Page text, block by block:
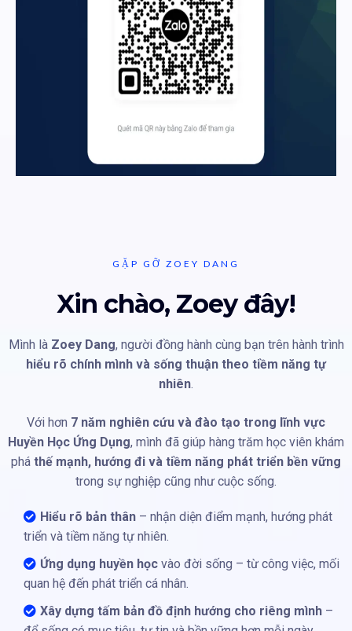
GẶP GỠ ZOEY DANG
Xin chào, Zoey đây!
Mình là Zoey Dang, người đồng hành cùng bạn trên hành trình
hiểu rõ chính mình và sống thuận theo tiềm năng tự
nhiên.
Với hơn 7 năm nghiên cứu và đào tạo trong lĩnh vực
Huyền Học Ứng Dụng, mình đã giúp hàng trăm học viên khám
phá thế mạnh, hướng đi và tiềm năng phát triển bền vững
trong sự nghiệp cũng như cuộc sống.
Hiểu rõ bản thân – nhận diện điểm mạnh, hướng phát
triển và tiềm năng tự nhiên.
Ứng dụng huyền học vào đời sống – từ công việc, mối
quan hệ đến phát triển cá nhân.
Xây dựng tấm bản đồ định hướng cho riêng mình –